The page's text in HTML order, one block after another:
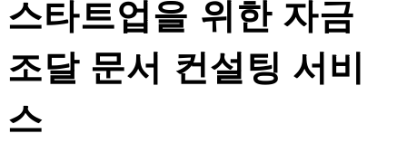
스타트업을 위한 자금
조달 문서 컨설팅 서비
스